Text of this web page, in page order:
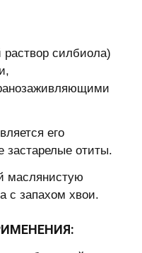
силбиола)
его
застарелые отиты.
маслянистую
с запахом хвои.